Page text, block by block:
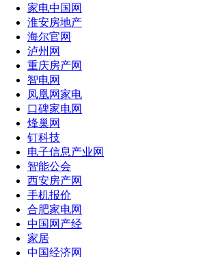
家电中国网
淮安房地产
海尔官网
泸州网
重庆房产网
智电网
凤凰网家电
口碑家电网
烽巢网
钉科技
电子信息产业网
智能公会
西安房产网
手机报价
合肥家电网
中国网产经
家居
中国经济网